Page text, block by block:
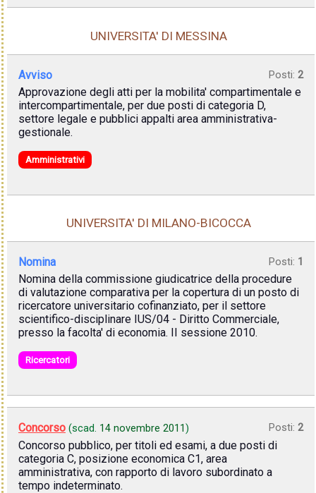
UNIVERSITA' DI MESSINA
Avviso Posti: 2
Approvazione degli atti per la mobilita' compartimentale e
intercompartimentale, per due posti di categoria D,
settore legale e pubblici appalti area amministrativa-
gestionale.
Amministrativi
UNIVERSITA' DI MILANO-BICOCCA
Nomina Posti: 1
Nomina della commissione giudicatrice della procedure
di valutazione comparativa per la copertura di un posto di
ricercatore universitario cofinanziato, per il settore
scientifico-disciplinare IUS/04 - Diritto Commerciale,
presso la facolta' di economia. II sessione 2010.
Ricercatori
Concorso (scad. 14 novembre 2011) Posti: 2
Concorso pubblico, per titoli ed esami, a due posti di
categoria C, posizione economica C1, area
amministrativa, con rapporto di lavoro subordinato a
tempo indeterminato.